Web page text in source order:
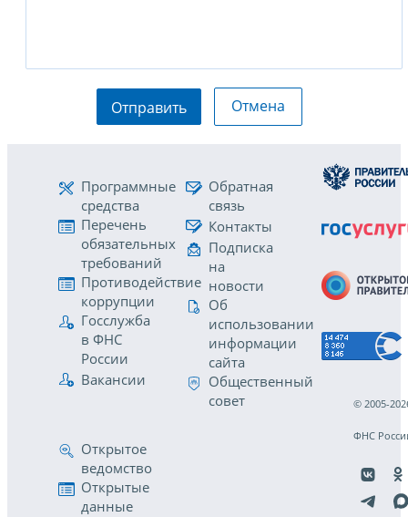
Отправить Отмена
Программные
средства
Перечень
обязательных
требований
Противодействие
коррупции
Госслужба
в ФНС
России
Вакансии
Обратная
связь
Контакты
Подписка
на
новости
Об
использовании
информации
сайта
Общественный
совет
Открытое
ведомство
Открытые
данные
© 2005-
ФНС